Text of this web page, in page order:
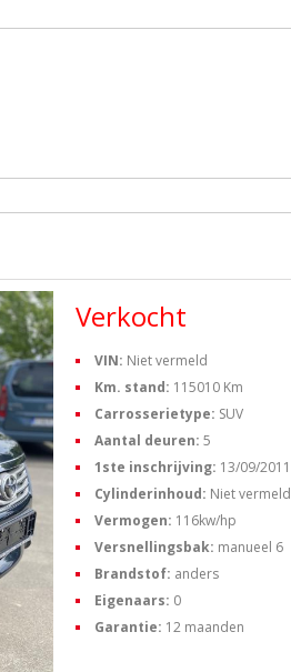
Verkocht
VIN: Niet vermeld
Km. stand: 115010 Km
Carrosserietype: SUV
Aantal deuren: 5
1ste inschrijving: 13/09/2011
Cylinderinhoud: Niet vermeld
Vermogen: 116kw/hp
Versnellingsbak: manueel 6
Brandstof: anders
Eigenaars: 0
Garantie: 12 maanden